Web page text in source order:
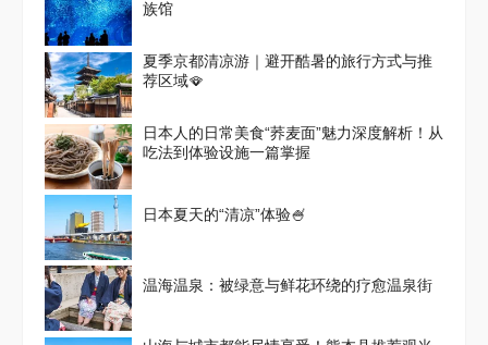
族馆
夏季京都清凉游｜避开酷暑的旅行方式与推
荐区域🪭
日本人的日常美食“荞麦面”魅力深度解析！从
吃法到体验设施一篇掌握
日本夏天的“清凉”体验🍧
温海温泉：被绿意与鲜花环绕的疗愈温泉街